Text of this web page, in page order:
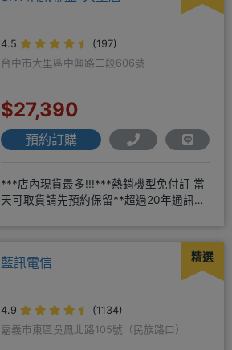
4.5
(197)
台中市大里區中興路二段606號
$27,390
預約訂購
***店內現貨最多!!!***熱銷機型免付訂 當
天可取貨請先預約保留**超過20年通訊經
精選
藍訊電信
4.9
(1134)
嘉義市東區吳鳳北路105號（民族路口）